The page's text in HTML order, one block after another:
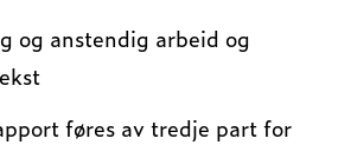
og anstendig arbeid og
føres av tredje part for